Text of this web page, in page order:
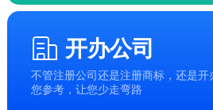
开办公司
不管注册公司还是注册商标，还是
您参考，让您少走弯路